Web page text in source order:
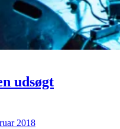
udsøgt
2018